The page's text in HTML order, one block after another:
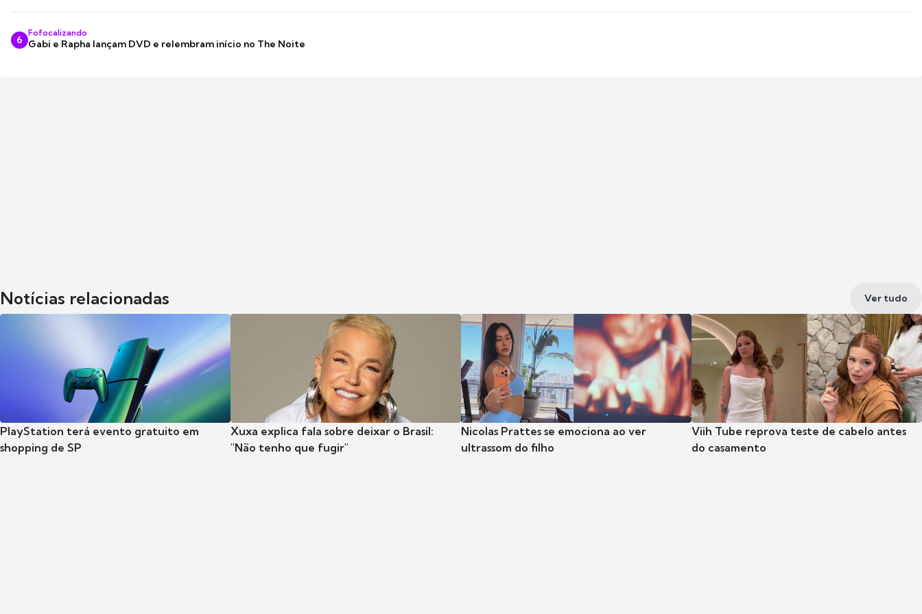
6
Fofocalizando
Gabi e Rapha lançam DVD e relembram início no The Noite
Notícias relacionadas Ver tudo
PlayStation terá evento gratuito em
shopping de SP
Xuxa explica fala sobre deixar o Brasil:
"Não tenho que fugir"
Nicolas Prattes se emociona ao ver
ultrassom do filho
Viih Tube reprova teste de cabelo antes
do casamento